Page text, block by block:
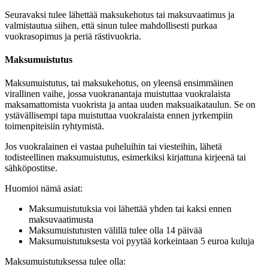
Seuravaksi tulee lähettää maksukehotus tai maksuvaatimus ja
valmistautua siihen, että sinun tulee mahdollisesti purkaa
vuokrasopimus ja periä rästivuokria.
Maksumuistutus
Maksumuistutus, tai maksukehotus, on yleensä ensimmäinen
virallinen vaihe, jossa vuokranantaja muistuttaa vuokralaista
maksamattomista vuokrista ja antaa uuden maksuaikataulun. Se on
ystävällisempi tapa muistuttaa vuokralaista ennen jyrkempiin
toimenpiteisiin ryhtymistä.
Jos vuokralainen ei vastaa puheluihin tai viesteihin, lähetä
todisteellinen maksumuistutus, esimerkiksi kirjattuna kirjeenä tai
sähköpostitse.
Huomioi nämä asiat:
Maksumuistutuksia voi lähettää yhden tai kaksi ennen
maksuvaatimusta
Maksumuistutusten välillä tulee olla 14 päivää
Maksumuistutuksesta voi pyytää korkeintaan 5 euroa kuluja
Maksumuistutuksessa tulee olla: